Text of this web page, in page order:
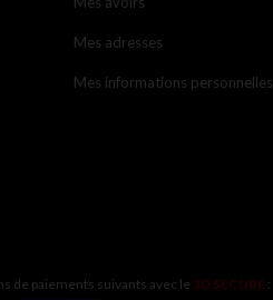
Mes adresses
Mes informations personnelles
de paiements suivants avec le 3D SECURE :